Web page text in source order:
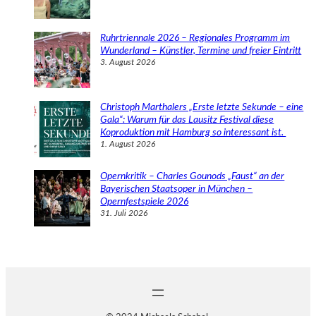
Ruhrtriennale 2026 – Regionales Programm im
Wunderland – Künstler, Termine und freier Eintritt
3. August 2026
Christoph Marthalers „Erste letzte Sekunde – eine
Gala“: Warum für das Lausitz Festival diese
Koproduktion mit Hamburg so interessant ist.
1. August 2026
Opernkritik – Charles Gounods „Faust“ an der
Bayerischen Staatsoper in München –
Opernfestspiele 2026
31. Juli 2026